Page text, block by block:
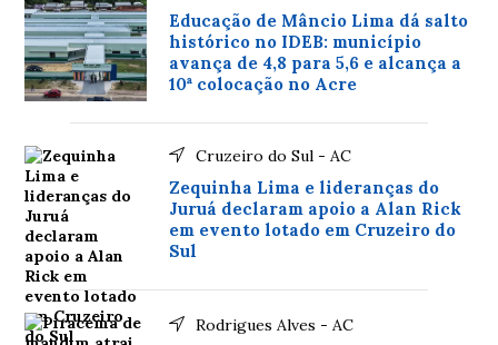
Educação de Mâncio Lima dá salto
histórico no IDEB: município
avança de 4,8 para 5,6 e alcança a
10ª colocação no Acre
Cruzeiro do Sul - AC
Zequinha Lima e lideranças do
Juruá declaram apoio a Alan Rick
em evento lotado em Cruzeiro do
Sul
Rodrigues Alves - AC